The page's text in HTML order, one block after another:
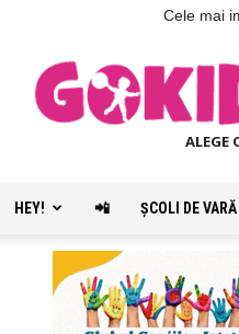
Cele mai
ALEGE
HEY! 📲 ŞCOLI DE VARĂ